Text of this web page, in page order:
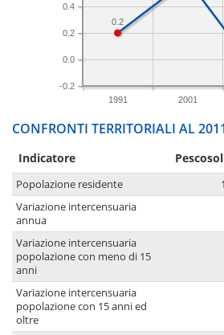
1991 2001
-0.2
0.0
0.2
0.4
0.2
CONFRONTI TERRITORIALI AL
Indicatore
Popolazione residente
Variazione intercensuaria
annua
Variazione intercensuaria
popolazione con meno di 15
anni
Variazione intercensuaria
popolazione con 15 anni ed
oltre